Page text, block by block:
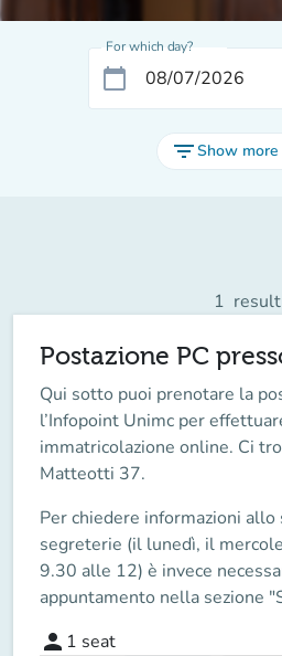
For which day?
calendar_today
filter_listShow
1 result
Postazione PC
Qui sotto puoi prenotare la
l’Infopoint Unimc per
immatricolazione online. Ci
Matteotti 37.
Per chiedere informazioni
segreterie (il lunedì, il
9.30 alle 12) è invece
appuntamento nella sezione
person 1 seat